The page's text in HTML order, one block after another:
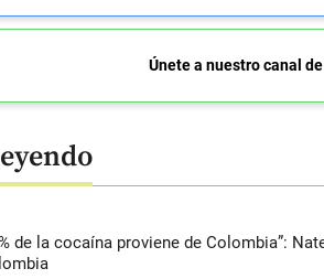
Únete a nuestro canal
de la cocaína proviene de Colombia”: